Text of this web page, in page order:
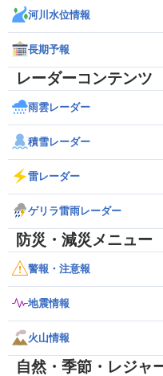
河川水位情報
長期予報
レーダーコンテンツ
雨雲レーダー
積雪レーダー
雷レーダー
ゲリラ雷雨レーダー
防災・減災メニュー
警報・注意報
地震情報
火山情報
自然・季節・レジャ